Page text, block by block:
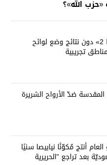
الله»؟
جــولة «روما 2» دون نتائج وضع لوائح
تجريبية
المقدسة ضدّ الأرواح الشريرة
أنتج مُكوّنًا نيابيصا سنيًا
بعد تراجع "الحريرية